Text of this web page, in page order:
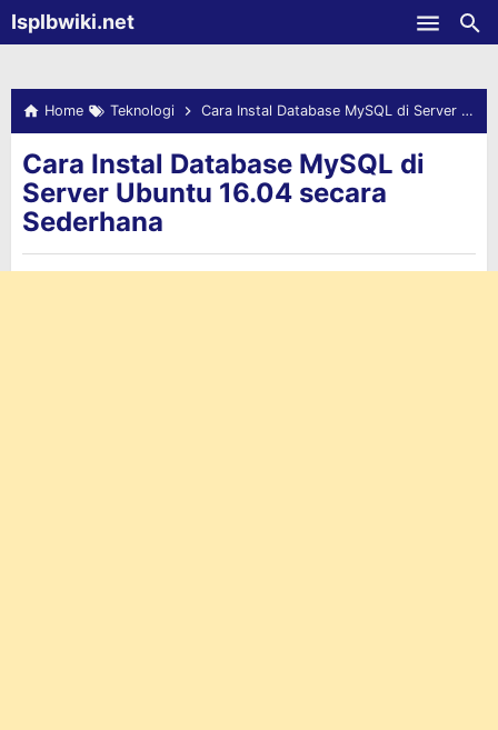
-->Isplbwiki.net
Home Teknologi Cara Instal Database MySQL di Server Ubuntu 16.04 secara Sederhana
Cara Instal Database MySQL di
Server Ubuntu 16.04 secara
Sederhana